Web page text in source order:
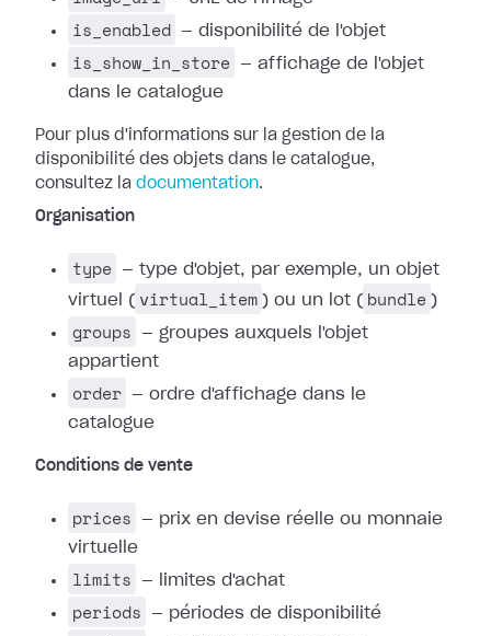
is_enabled — disponibilité de l'objet
is_show_in_store
— affichage de l'objet
dans le catalogue
Pour plus d'informations sur la gestion de la
disponibilité des objets dans le catalogue,
consultez la documentation.
Organisation
type
— type d'objet, par exemple, un objet
virtuel ( virtual_item ) ou un lot ( bundle )
groups
— groupes auxquels l'objet
appartient
order
— ordre d'affichage dans le
catalogue
Conditions de vente
prices
— prix en devise réelle ou monnaie
virtuelle
limits — limites d'achat
periods — périodes de disponibilité